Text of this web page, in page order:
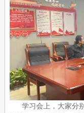
学习会上，大家分别